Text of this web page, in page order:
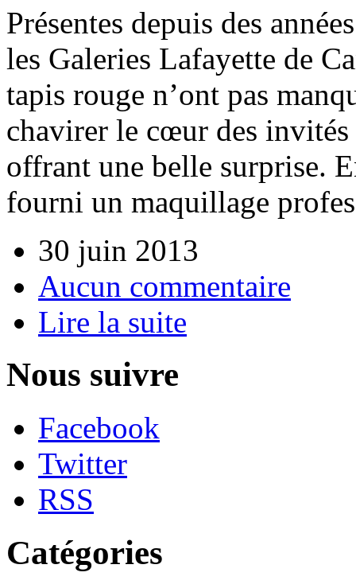
Présentes depuis des
les Galeries Lafayette de
tapis rouge n’ont pas
chavirer le cœur des invités
offrant une belle surprise.
fourni un maquillage
30 juin 2013
Aucun commentaire
Lire la suite
Nous suivre
Facebook
Twitter
RSS
Catégories